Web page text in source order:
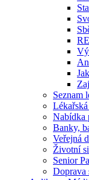
Seznam
Nabídka
Banky,
Veřejná
Životní
Senior
Doprava